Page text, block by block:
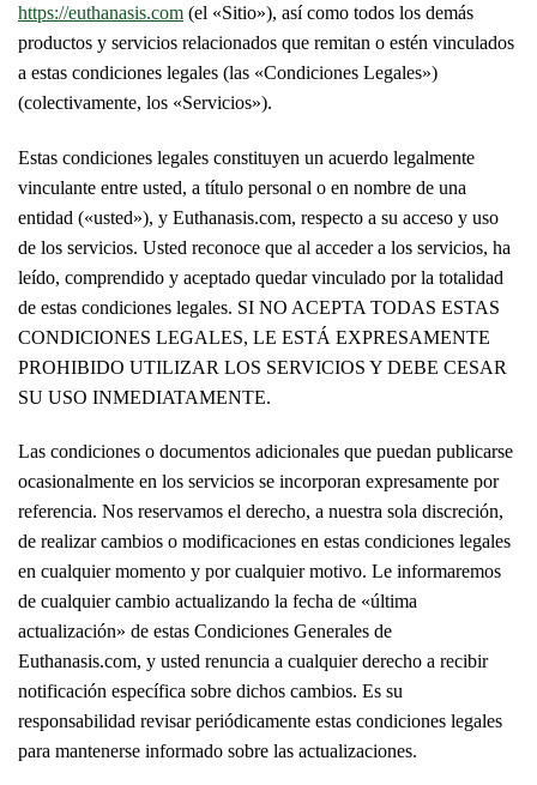
https://euthanasis.com (el «Sitio»), así como todos los demás
productos y servicios relacionados que remitan o estén vinculados
a estas condiciones legales (las «Condiciones Legales»)
(colectivamente, los «Servicios»).
Estas condiciones legales constituyen un acuerdo legalmente
vinculante entre usted, a título personal o en nombre de una
entidad («usted»), y Euthanasis.com, respecto a su acceso y uso
de los servicios. Usted reconoce que al acceder a los servicios, ha
leído, comprendido y aceptado quedar vinculado por la totalidad
de estas condiciones legales. SI NO ACEPTA TODAS ESTAS
CONDICIONES LEGALES, LE ESTÁ EXPRESAMENTE
PROHIBIDO UTILIZAR LOS SERVICIOS Y DEBE CESAR
SU USO INMEDIATAMENTE.
Las condiciones o documentos adicionales que puedan publicarse
ocasionalmente en los servicios se incorporan expresamente por
referencia. Nos reservamos el derecho, a nuestra sola discreción,
de realizar cambios o modificaciones en estas condiciones legales
en cualquier momento y por cualquier motivo. Le informaremos
de cualquier cambio actualizando la fecha de «última
actualización» de estas Condiciones Generales de
Euthanasis.com, y usted renuncia a cualquier derecho a recibir
notificación específica sobre dichos cambios. Es su
responsabilidad revisar periódicamente estas condiciones legales
para mantenerse informado sobre las actualizaciones.